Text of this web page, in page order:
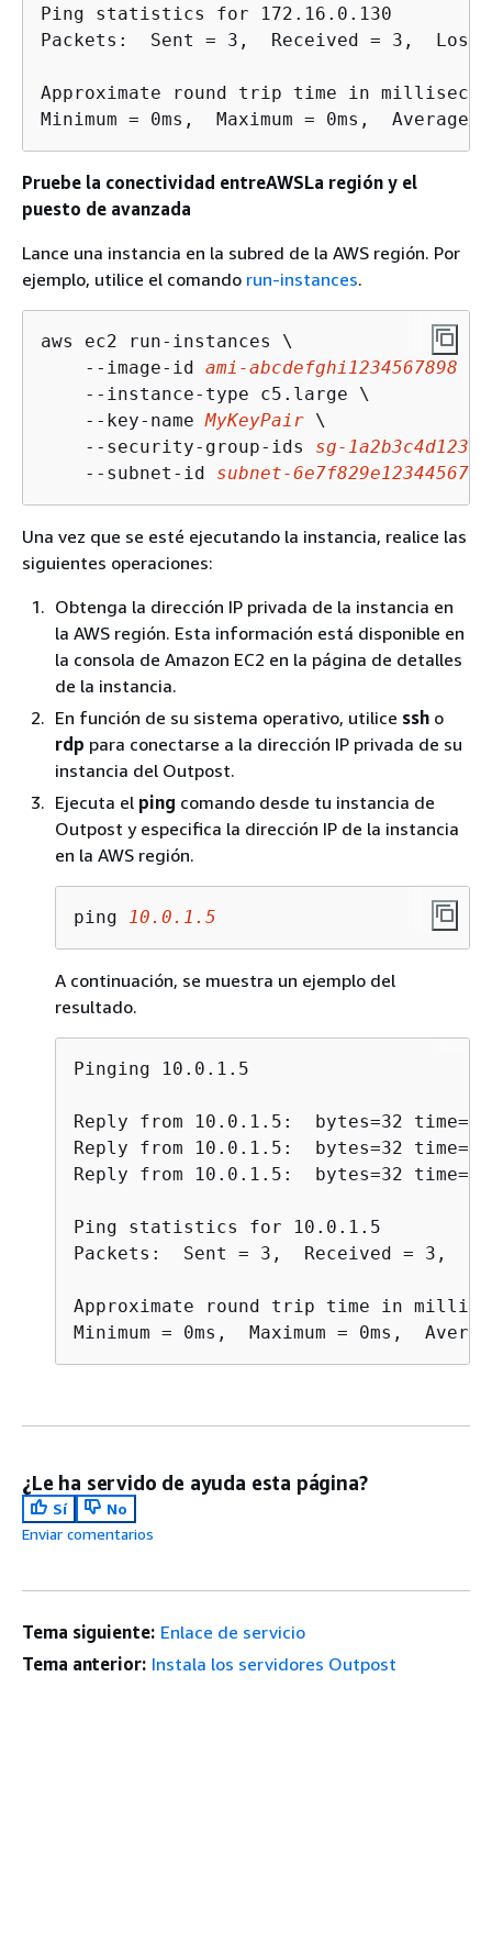
Ping statistics for 172.16.0.130
Packets:  Sent = 3,  Received = 3,  Lost
Approximate round trip time in
Minimum = 0ms,  Maximum = 0ms,  Average
Pruebe la conectividad entreAWSLa región y el
puesto de avanzada
Lance una instancia en la subred de la AWS región. Por
ejemplo, utilice el comando run-instances.
aws ec2 run-instances \
    --image-id
ami-abcdefghi1234567898
    --instance-type c5.large \
    --key-name
MyKeyPair \
    --security-group-ids
sg-
    --subnet-id
subnet-6e7f829e123445678
Una vez que se esté ejecutando la instancia, realice las
siguientes operaciones:
Obtenga la dirección IP privada de la instancia en
la AWS región. Esta información está disponible en
la consola de Amazon EC2 en la página de detalles
de la instancia.
En función de su sistema operativo, utilice ssh o
rdp para conectarse a la dirección IP privada de su
instancia del Outpost.
Ejecuta el ping comando desde tu instancia de
Outpost y especifica la dirección IP de la instancia
en la AWS región.
ping 10.0.1.5
A continuación, se muestra un ejemplo del
resultado.
Pinging 10.0.1.5
Reply from 10.0.1.5:  bytes=32
Reply from 10.0.1.5:  bytes=32
Reply from 10.0.1.5:  bytes=32
Ping statistics for 10.0.1.5
Packets:  Sent = 3,  Received = 3,
Approximate round trip time in
Minimum = 0ms,  Maximum = 0ms,
¿Le ha servido de ayuda esta página?
Sí
No
Enviar comentarios
Tema siguiente: Enlace de servicio
Tema anterior: Instala los servidores Outpost